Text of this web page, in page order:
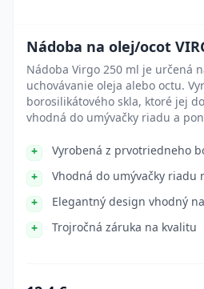
Nádoba na olej/ocot
Nádoba Virgo 250 ml je určená
uchovávanie oleja alebo octu.
borosilikátového skla, ktoré jej
vhodná do umývačky riadu a
Vyrobená z prvotriedneho
Vhodná do umývačky riadu
Elegantný design vhodný
Trojročná záruka na kvalitu